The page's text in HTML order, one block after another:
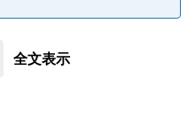
全文表示